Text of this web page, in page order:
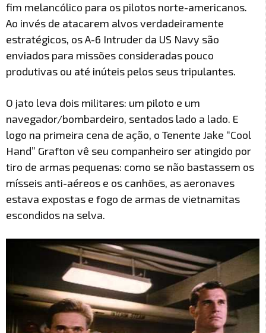
fim melancólico para os pilotos norte-americanos.
Ao invés de atacarem alvos verdadeiramente
estratégicos, os A-6 Intruder da US Navy são
enviados para missões consideradas pouco
produtivas ou até inúteis pelos seus tripulantes.
O jato leva dois militares: um piloto e um
navegador/bombardeiro, sentados lado a lado. E
logo na primeira cena de ação, o Tenente Jake “Cool
Hand” Grafton vê seu companheiro ser atingido por
tiro de armas pequenas: como se não bastassem os
mísseis anti-aéreos e os canhões, as aeronaves
estava expostas e fogo de armas de vietnamitas
escondidos na selva.